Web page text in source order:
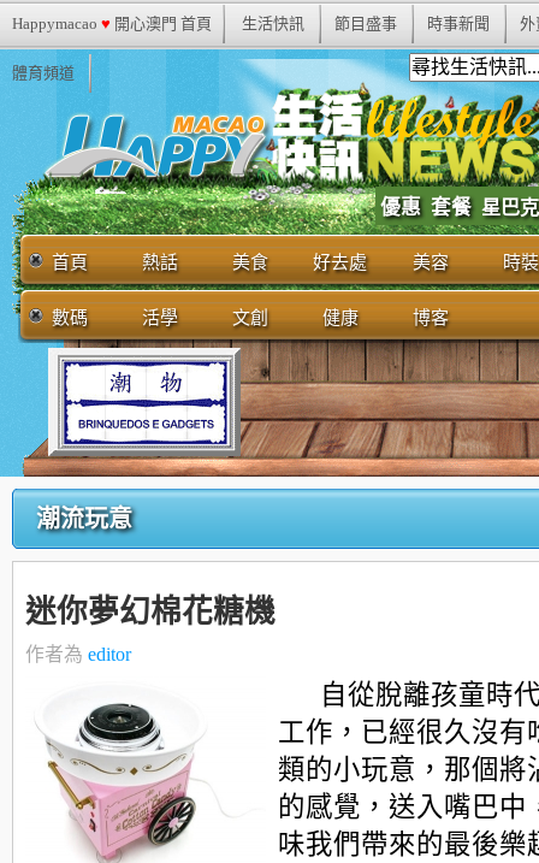
Happymacao ♥ 開心澳門 首頁 生活快訊 節目盛事 時事新聞 外
體育頻道
優惠 套餐 星巴克
首頁 熱話 美食 好去處 美容 時裝
數碼 活學 文創 健康 博客
潮流玩意
迷你夢幻棉花糖機
作者為 editor
自從脫離孩童時
工作，已經很久沒有
類的小玩意，那個將
的感覺，送入嘴巴中
味我們帶來的最後樂